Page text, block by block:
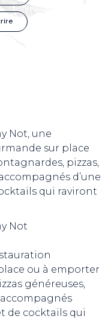
Not, une
sur place
pizzas,
d’une
qui raviront
Not
ou à emporter
généreuses,
de cocktails qui